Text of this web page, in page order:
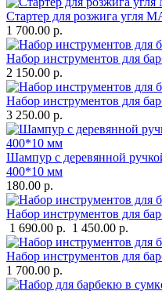
Стартер для розжига угля
1 700.00 р.
Набор инструментов для
2 150.00 р.
Набор инструментов для
3 250.00 р.
Шампур с деревянной
400*10 мм
180.00 р.
Набор инструментов для
1 690.00 р. 1 450.00 р.
Набор инструментов для
1 700.00 р.